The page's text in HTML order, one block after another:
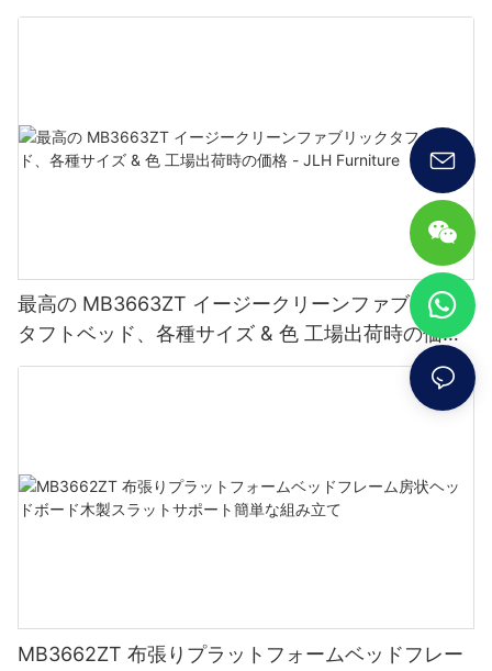
Furniture
最高の MB3663ZT イージークリーンファブリック
タフトベッド、各種サイズ & 色 工場出荷時の価格
- JLH Furniture
MB3662ZT 布張りプラットフォームベッドフレー